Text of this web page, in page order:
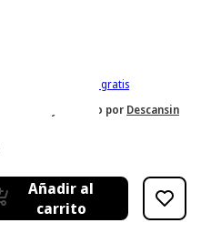
IVA incl. Con envío gratis
Vendido y enviado por Descansin
Añadir al
carrito